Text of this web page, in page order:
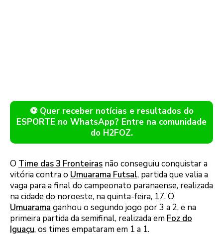
⚽ Quer receber notícias e resultados do
ESPORTE no WhatsApp? Entre na comunidade
do H2FOZ.
O Time das 3 Fronteiras não conseguiu conquistar a
vitória contra o Umuarama Futsal, partida que valia a
vaga para a final do campeonato paranaense, realizada
na cidade do noroeste, na quinta-feira, 17. O
Umuarama ganhou o segundo jogo por 3 a 2, e na
primeira partida da semifinal, realizada em Foz do
Iguaçu, os times empataram em 1 a 1.